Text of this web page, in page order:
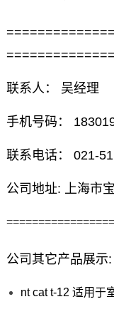
联系人： 吴经理
手机号码：
联系电话： 021-
公司地址: 上海市
公司其它产品展示:
nt cat t-12 适用于